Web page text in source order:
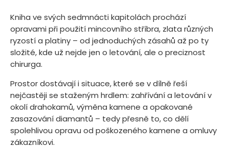
Kniha ve svých sedmnácti kapitolách prochází
opravami při použití mincovního stříbra, zlata různých
ryzostí a platiny – od jednoduchých zásahů až po ty
složité, kde už nejde jen o letování, ale o preciznost
chirurga.
Prostor dostávají i situace, které se v dílně řeší
nejčastěji se staženým hrdlem: zahřívání a letování v
okolí drahokamů, výměna kamene a opakované
zasazování diamantů – tedy přesně to, co dělí
spolehlivou opravu od poškozeného kamene a omluvy
zákazníkovi.